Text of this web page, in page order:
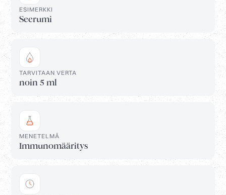
ESIMERKKI
Seerumi
TARVITAAN VERTA
noin 5 ml
MENETELMÄ
Immunomääritys